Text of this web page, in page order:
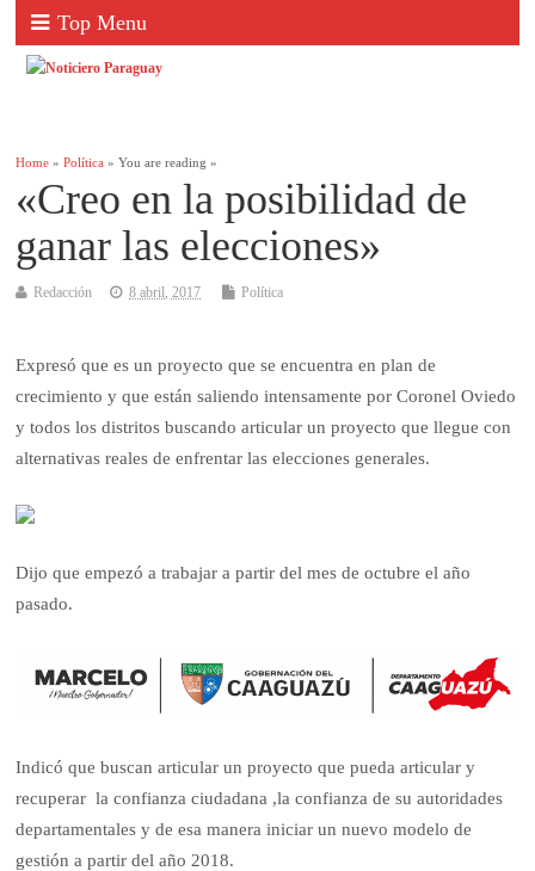
Top Menu
Home »Política » You are reading »
«Creo en la posibilidad de
ganar las elecciones»
Redacción 8 abril, 2017 Política
Expresó que es un proyecto que se encuentra en plan de
crecimiento y que están saliendo intensamente por Coronel Oviedo
y todos los distritos buscando articular un proyecto que llegue con
alternativas reales de enfrentar las elecciones generales.
Dijo que empezó a trabajar a partir del mes de octubre el año
pasado.
Indicó que buscan articular un proyecto que pueda articular y
recuperar la confianza ciudadana ,la confianza de su autoridades
departamentales y de esa manera iniciar un nuevo modelo de
gestión a partir del año 2018.